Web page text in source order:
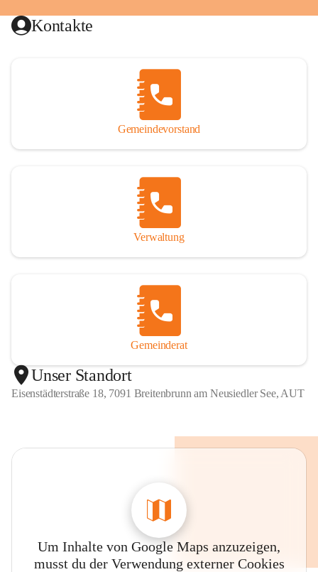
Kontakte
Gemeindevorstand
Verwaltung
Gemeinderat
Unser Standort
Eisenstädterstraße 18, 7091 Breitenbrunn am Neusiedler See, AUT
Um Inhalte von Google Maps anzuzeigen,
musst du der Verwendung externer Cookies